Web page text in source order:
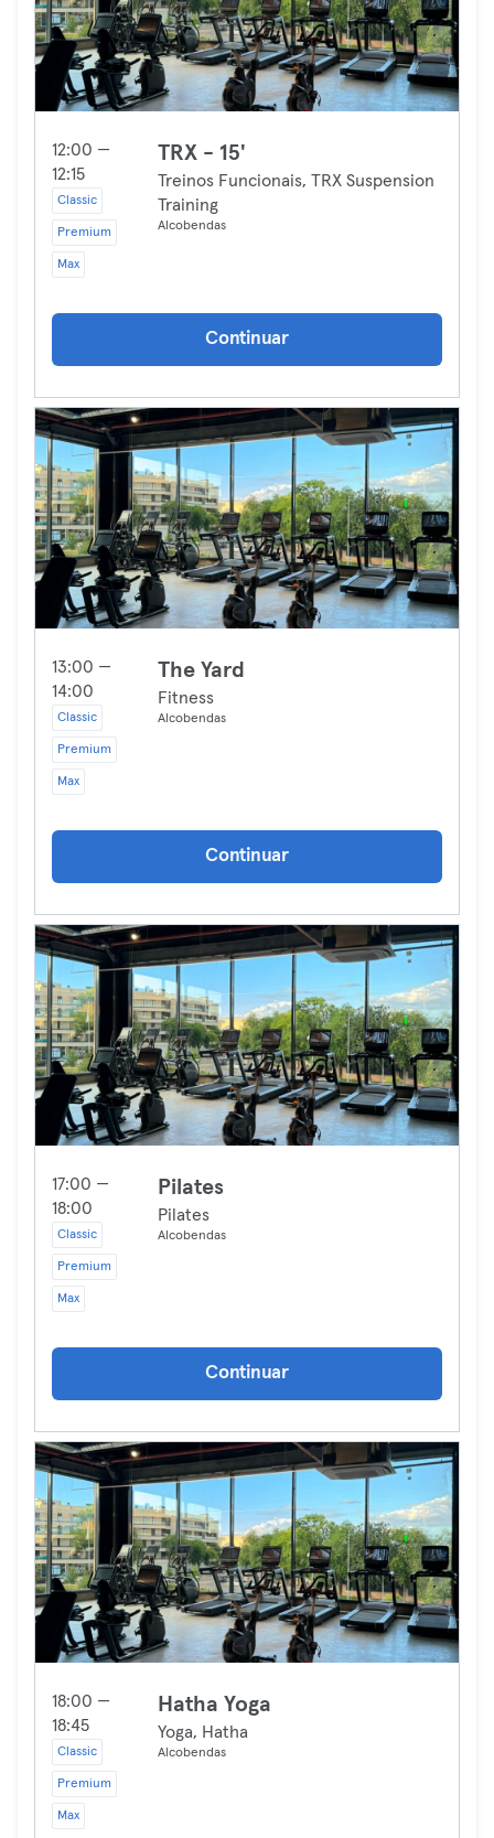
12:00 —
12:15
Classic
Premium
Max
TRX - 15'
Treinos Funcionais, TRX Suspension
Training
Alcobendas
Continuar
13:00 —
14:00
Classic
Premium
Max
The Yard
Fitness
Alcobendas
Continuar
17:00 —
18:00
Classic
Premium
Max
Pilates
Pilates
Alcobendas
Continuar
18:00 —
18:45
Classic
Premium
Max
Hatha Yoga
Yoga, Hatha
Alcobendas